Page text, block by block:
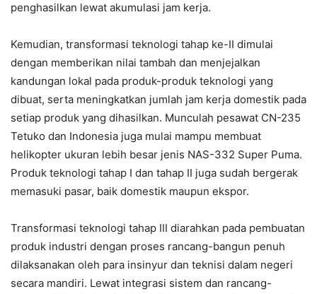
penghasilkan lewat akumulasi jam kerja.
Kemudian, transformasi teknologi tahap ke-II dimulai
dengan memberikan nilai tambah dan menjejalkan
kandungan lokal pada produk-produk teknologi yang
dibuat, serta meningkatkan jumlah jam kerja domestik pada
setiap produk yang dihasilkan. Munculah pesawat CN-235
Tetuko dan Indonesia juga mulai mampu membuat
helikopter ukuran lebih besar jenis NAS-332 Super Puma.
Produk teknologi tahap I dan tahap II juga sudah bergerak
memasuki pasar, baik domestik maupun ekspor.
Transformasi teknologi tahap III diarahkan pada pembuatan
produk industri dengan proses rancang-bangun penuh
dilaksanakan oleh para insinyur dan teknisi dalam negeri
secara mandiri. Lewat integrasi sistem dan rancang-